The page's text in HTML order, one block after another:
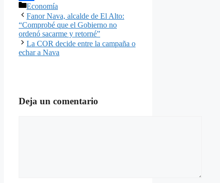
Compartir
Categorías
Economía
Fanor Nava, alcalde de El Alto:
“Comprobé que el Gobierno no
ordenó sacarme y retorné”
La COR decide entre la campaña o
echar a Nava
Deja un comentario